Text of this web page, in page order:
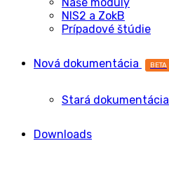
Naše moduly
NIS2 a ZokB
Prípadové štúdie
Nová dokumentácia BETA
Stará dokumentácia
Downloads